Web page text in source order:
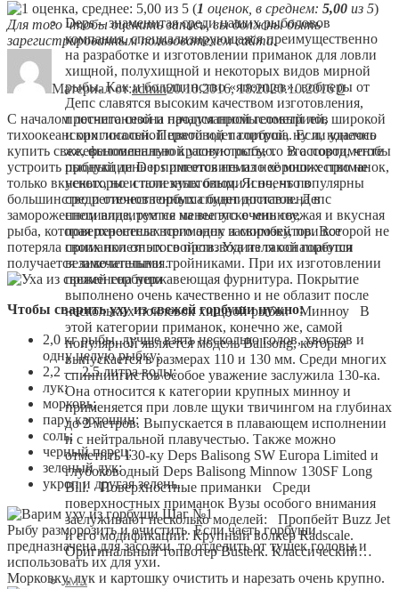
Deps – знаменитая среди наших рыболовов
компания, специализирующаяся преимущественно
на разработке и изготовлении приманок для ловли
хищной, полухищной и некоторых видов мирной
рыбы. Как и большинство «японцев», воблеры от
Депс славятся высоким качеством изготовления,
просчитанной и продуманной геометрией, широкой
и оригинальной цветовой палитрой, ну и, конечно
же, феноменальной уловистостью. В ассортименте
продукции Deps имеется немало хороших приманок,
некоторые стали культовыми и очень популярны
среди отечественных спиннингистов. Депс
специализируется на выпуске минноу,
поверхностных приманок и свимбейтов. Все
приманки от этого производителя оснащаются
великолепными тройниками. При их изготовлении
применена нержавеющая фурнитура. Покрытие
выполнено очень качественно и не облазит после
нескольких поклевок хищной рыбы. Минноу В
этой категории приманок, конечно же, самой
популярной является модель Balisong, которая
выпускается в размерах 110 и 130 мм. Среди многих
спиннингистов особое уважение заслужила 130-ка.
Она относится к категории крупных минноу и
применяется при ловле щуки твичингом на глубинах
до 2 метров. Выпускается в плавающем исполнении
и с нейтральной плавучестью. Также можно
отметить 130-ку Deps Balisong SW Europa Limited и
глубоководный Deps Balisong Minnow 130SF Long
Bill. Поверхностные приманки Среди
поверхностных приманок Вузы особого внимания
заслуживают несколько моделей: Пропбейт Buzz Jet
и его модификации. Крупный волкер Radscale.
Оригинальный топвотер Busterk. Классический…
IMA
(1 оценок, в среднем: 5,00 из 5)
Для того чтобы оценить запись, вы должны быть
зарегистрированным пользователем сайта.
Материал от:admin20.10.2016, 18:2020.10.2016 0
С началом летнего сезона начался промысловый лов
тихоокеанских лососей. Первой идет горбуша. Если удалось
купить свежевыловленную красную рыбу, то это повод, чтобы
устроить рыбный день и приготовить из неё множество не
только вкусных, но и полезных блюд. Ясно, что в
большинство регионов горбуша будет доставлена в
замороженном виде, тем не менее это очень свежая и вкусная
рыба, которая перенесла всего одну заморозку, при которой не
потеряла своих полезных свойств. Уха из такой горбуши
получается замечательная.
Чтобы сварить уху из свежей горбуши нужно:
2,0 кг рыбы, лучше взять несколько голов, хвостов и
одну целую рыбку;
2,2 — 2,5 литра воды;
лук;
морковь;
пару картошин;
соль;
черный перец;
зеленый лук;
укроп и другая зелень.
Рыбу разморозить и очистить. Если часть горбуши
предназначена для засолки, то отделить от тушек головы и
использовать их для ухи.
Морковку, лук и картошку очистить и нарезать очень крупно.